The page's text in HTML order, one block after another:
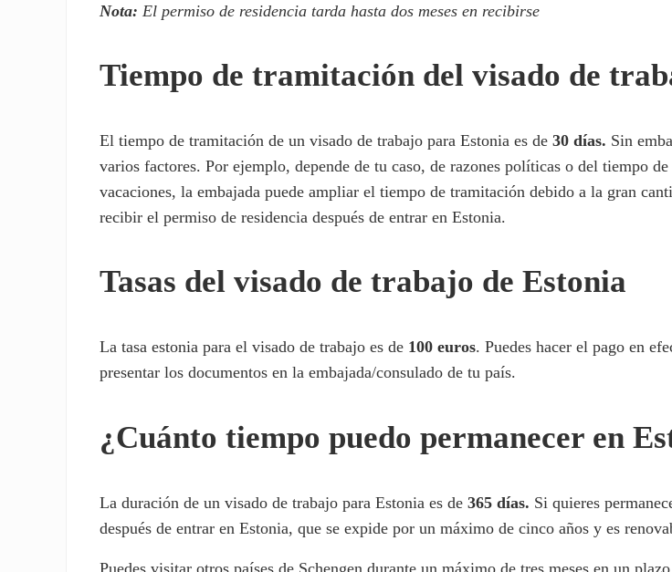
Nota: El permiso de residencia tarda hasta dos meses en recibirse
Tiempo de tramitación del visado de
El tiempo de tramitación de un visado de trabajo para Estonia es de 30 días. Sin
varios factores. Por ejemplo, depende de tu caso, de razones políticas o del tiempo
vacaciones, la embajada puede ampliar el tiempo de tramitación debido a la gran
recibir el permiso de residencia después de entrar en Estonia.
Tasas del visado de trabajo de Estonia
La tasa estonia para el visado de trabajo es de 100 euros. Puedes hacer el pago en
presentar los documentos en la embajada/consulado de tu país.
¿Cuánto tiempo puedo permanecer en
La duración de un visado de trabajo para Estonia es de 365 días. Si quieres
después de entrar en Estonia, que se expide por un máximo de cinco años y es
Puedes visitar otros países de Schengen durante un máximo de tres meses en un